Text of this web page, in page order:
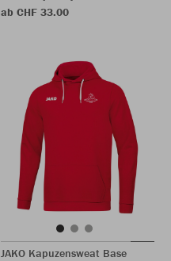
ab CHF 33.00
JAKO Kapuzensweat Base